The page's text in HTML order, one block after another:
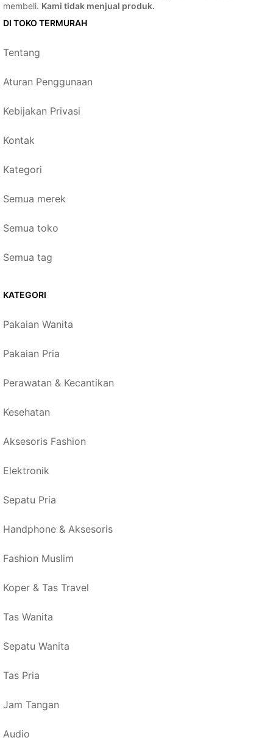
membeli. Kami tidak menjual produk.
DI TOKO TERMURAH
Tentang
Aturan Penggunaan
Kebijakan Privasi
Kontak
Kategori
Semua merek
Semua toko
Semua tag
KATEGORI
Pakaian Wanita
Pakaian Pria
Perawatan & Kecantikan
Kesehatan
Aksesoris Fashion
Elektronik
Sepatu Pria
Handphone & Aksesoris
Fashion Muslim
Koper & Tas Travel
Tas Wanita
Sepatu Wanita
Tas Pria
Jam Tangan
Audio